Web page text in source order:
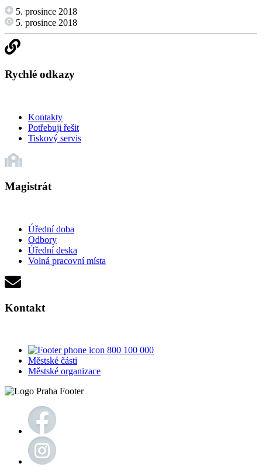
5. prosince 2018
5. prosince 2018
Rychlé odkazy
Kontakty
Potřebuji řešit
Tiskový servis
Magistrát
Úřední doba
Odbory
Úřední deska
Volná pracovní místa
Kontakt
800 100 000
Městské části
Městské organizace